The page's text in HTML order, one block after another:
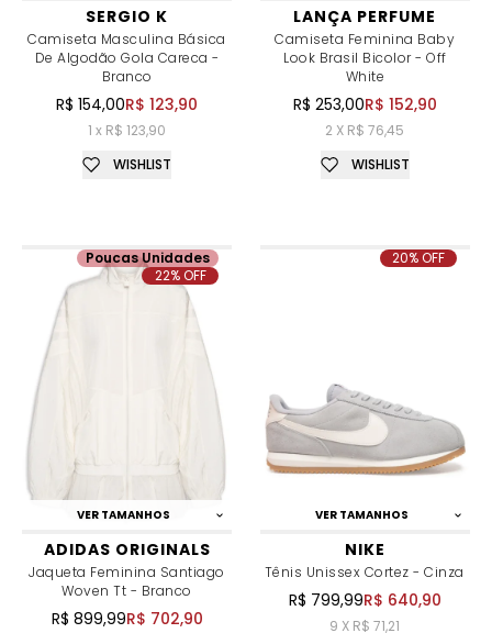
SERGIO K
Camiseta Masculina Básica
De Algodão Gola Careca -
Branco
R$ 154,00R$ 123,90
1 x R$ 123,90
WISHLIST
LANÇA PERFUME
Camiseta Feminina Baby
Look Brasil Bicolor - Off
White
R$ 253,00R$ 152,90
2 X R$ 76,45
WISHLIST
VER TAMANHOS
ADIDAS ORIGINALS
Jaqueta Feminina Santiago
Woven Tt - Branco
R$ 899,99R$ 702,90
Poucas Unidades
22% OFF
VER TAMANHOS
NIKE
Tênis Unissex Cortez - Cinza
R$ 799,99R$ 640,90
9 X R$ 71,21
20% OFF